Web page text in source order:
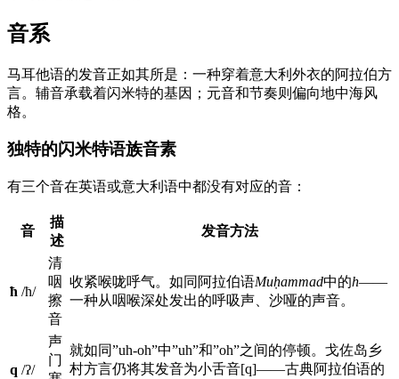
音系
马耳他语的发音正如其所是：一种穿着意大利外衣的阿拉伯方
言。辅音承载着闪米特的基因；元音和节奏则偏向地中海风
格。
独特的闪米特语族音素
有三个音在英语或意大利语中都没有对应的音：
音
描
述
发音方法
ħ /ħ/
清
咽
擦
音
收紧喉咙呼气。如同阿拉伯语Muḥammad中的h——
一种从咽喉深处发出的呼吸声、沙哑的声音。
q /ʔ/
声
门
就如同”uh-oh”中”uh”和”oh”之间的停顿。戈佐岛乡
村方言仍将其发音为小舌音[q]——古典阿拉伯语的